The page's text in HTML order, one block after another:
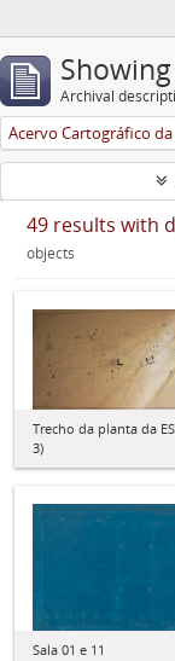
Archival
49 results with
objects
Trecho da planta da
3)
Sala 01 e 11